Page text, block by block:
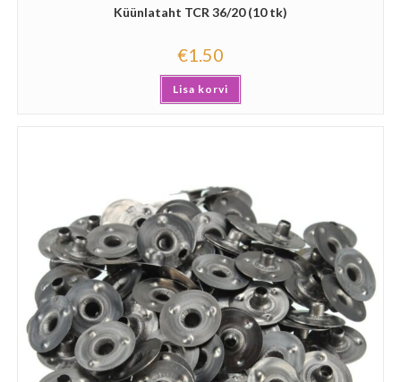
Küünlataht TCR 36/20 (10 tk)
€1.50
Lisa korvi